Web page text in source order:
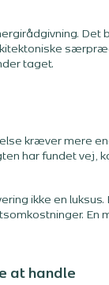
taget.
kræver mere
har fundet vej,
ikke en
at handle